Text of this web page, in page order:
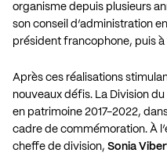
organisme depuis plusieurs
son conseil d’administration
président francophone, puis
Après ces réalisations
nouveaux défis. La Division
en patrimoine 2017-2022,
cadre de commémoration. À
cheffe de division, Sonia